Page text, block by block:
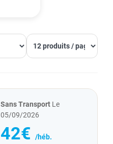
Sans Transport Le
05/09/2026
42€ /héb.